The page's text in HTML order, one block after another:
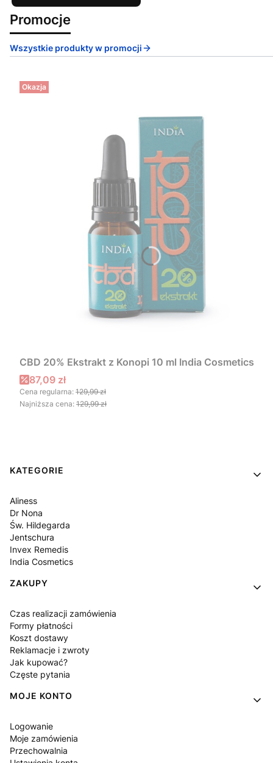
Promocje
Wszystkie produkty w promocji
Okazja
CBD 20% Ekstrakt z Konopi 10 ml India Cosmetics
Cena promocyjna
87,09 zł
Cena regularna: 129,99 zł
Najniższa cena: 129,99 zł
Linki w stopce
KATEGORIE
Aliness
Dr Nona
Św. Hildegarda
Jentschura
Invex Remedis
India Cosmetics
ZAKUPY
Czas realizacji zamówienia
Formy płatności
Koszt dostawy
Reklamacje i zwroty
Jak kupować?
Częste pytania
MOJE KONTO
Logowanie
Moje zamówienia
Przechowalnia